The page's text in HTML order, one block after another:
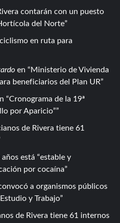
contarán con un puesto
del Norte
en ruta para
en
Ministerio de Vivienda
beneficiarios del Plan UR
Cronograma de la 19ª
por Aparicio”
de Rivera tiene 61
está “estable y
por cocaína
a organismos públicos
y Trabajo
de Rivera tiene 61 internos